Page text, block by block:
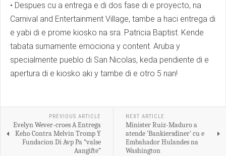
• Despues cu a entrega e di dos fase di e proyecto, na
Carnival and Entertainment Village, tambe a haci entrega di
e yabi di e prome kiosko na sra. Patricia Baptist. Kende
tabata sumamente emociona y content. Aruba y
specialmente pueblo di San Nicolas, keda pendiente di e
apertura di e kiosko aki y tambe di e otro 5 nan!
PREVIOUS ARTICLE
Evelyn Wever-croes A Entrega
Keho Contra Melvin Tromp Y
Fundacion Di Avp Pa “valse
Aangifte”
NEXT ARTICLE
Minister Ruiz-Maduro a
atende 'Bankiersdiner' cu e
Embahador Hulandes na
Washington